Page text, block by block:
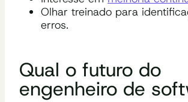
Olhar treinado para
erros.
Qual o futuro do
engenheiro de